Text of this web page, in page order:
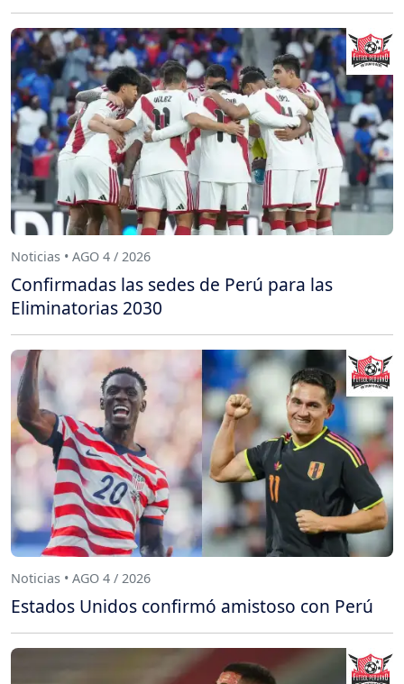
Noticias • AGO 4 / 2026
Confirmadas las sedes de Perú para las
Eliminatorias 2030
Noticias • AGO 4 / 2026
Estados Unidos confirmó amistoso con Perú